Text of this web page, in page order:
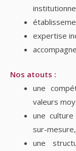
expertise
Nos atouts :
une
valeurs
une
sur-
une